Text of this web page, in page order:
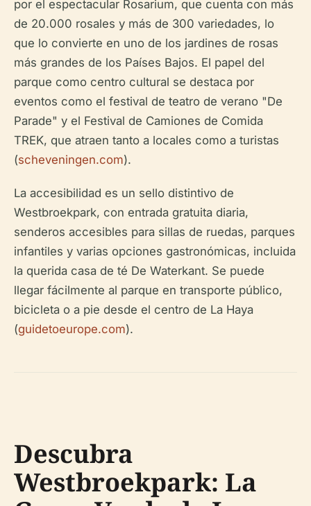
por el espectacular Rosarium, que cuenta con más
de 20.000 rosales y más de 300 variedades, lo
que lo convierte en uno de los jardines de rosas
más grandes de los Países Bajos. El papel del
parque como centro cultural se destaca por
eventos como el festival de teatro de verano "De
Parade" y el Festival de Camiones de Comida
TREK, que atraen tanto a locales como a turistas
(scheveningen.com).
La accesibilidad es un sello distintivo de
Westbroekpark, con entrada gratuita diaria,
senderos accesibles para sillas de ruedas, parques
infantiles y varias opciones gastronómicas, incluida
la querida casa de té De Waterkant. Se puede
llegar fácilmente al parque en transporte público,
bicicleta o a pie desde el centro de La Haya
(guidetoeurope.com).
Descubra
Westbroekpark: La